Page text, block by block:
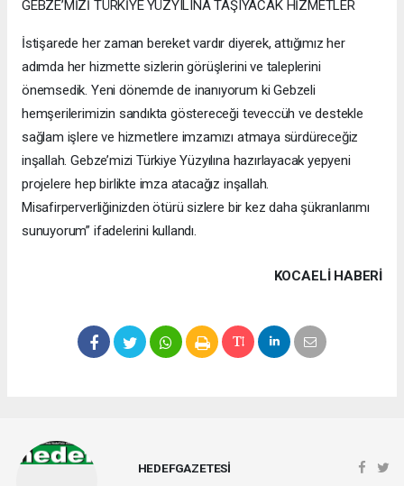
GEBZE’MİZİ TÜRKİYE YÜZYILINA TAŞIYACAK HİZMETLER
İstişarede her zaman bereket vardır diyerek, attığımız her
adımda her hizmette sizlerin görüşlerini ve taleplerini
önemsedik. Yeni dönemde de inanıyorum ki Gebzeli
hemşerilerimizin sandıkta göstereceği teveccüh ve destekle
sağlam işlere ve hizmetlere imzamızı atmaya sürdüreceğiz
inşallah. Gebze’mizi Türkiye Yüzyılına hazırlayacak yepyeni
projelere hep birlikte imza atacağız inşallah.
Misafirperverliğinizden ötürü sizlere bir kez daha şükranlarımı
sunuyorum” ifadelerini kullandı.
KOCAELI HABERİ
HEDEFGAZETESİ